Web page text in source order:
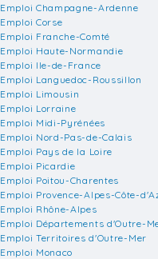
Emploi Champagne-Ardenne
Emploi Corse
Emploi Franche-Comté
Emploi Haute-Normandie
Emploi Ile-de-France
Emploi Languedoc-Roussillon
Emploi Limousin
Emploi Lorraine
Emploi Midi-Pyrénées
Emploi Nord-Pas-de-Calais
Emploi Pays de la Loire
Emploi Picardie
Emploi Poitou-Charentes
Emploi Provence-Alpes-Côte-
Emploi Rhône-Alpes
Emploi Départements d'Outre-
Emploi Territoires d'Outre-Mer
Emploi Monaco